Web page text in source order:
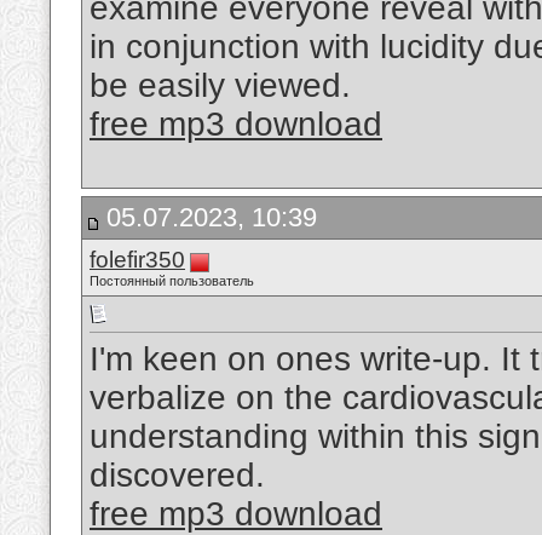
examine everyone reveal
in conjunction with lucidity
be easily viewed.
free mp3 download
05.07.2023, 10:39
folefir350
Постоянный пользователь
I'm keen on ones write-up. It
verbalize on the
understanding within this
discovered.
free mp3 download